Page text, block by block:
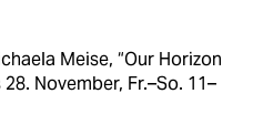
Meise, “Our Horizon
November, Fr.–So. 11–